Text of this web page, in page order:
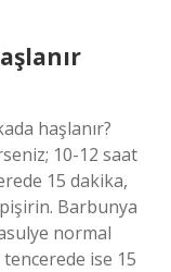
haşlanır?
10-12 saat
15 dakika,
Barbunya
normal
ise 15